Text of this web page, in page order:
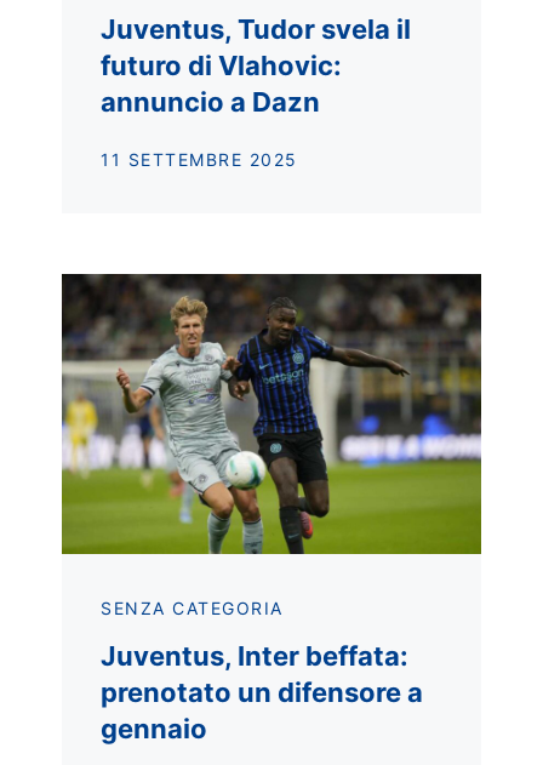
Juventus, Tudor svela il
futuro di Vlahovic:
annuncio a Dazn
11 SETTEMBRE 2025
SENZA CATEGORIA
Juventus, Inter beffata:
prenotato un difensore a
gennaio